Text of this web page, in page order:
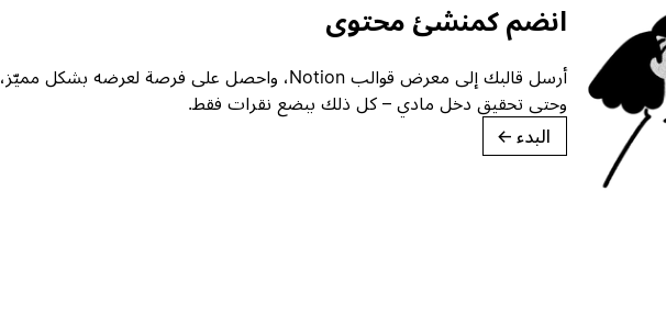
انضم كمنشئ محتوى
أرسل قالبك إلى معرض قوالب Notion، واحصل على فرصة لعرضه بشكل مميّز،
وحتى تحقيق دخل مادي – كل ذلك ببضع نقرات فقط.
البدء →